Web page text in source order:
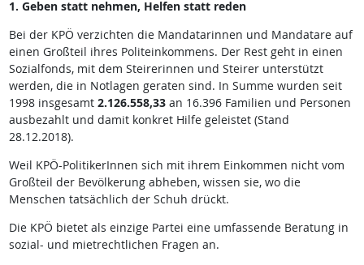
1. Geben statt nehmen, Helfen statt reden
Bei der KPÖ verzichten die Mandatarinnen und Mandatare auf
einen Großteil ihres Politeinkommens. Der Rest geht in einen
Sozialfonds, mit dem Steirerinnen und Steirer unterstützt
werden, die in Notlagen geraten sind. In Summe wurden seit
1998 insgesamt 2.126.558,33 an 16.396 Familien und Personen
ausbezahlt und damit konkret Hilfe geleistet (Stand
28.12.2018).
Weil KPÖ-PolitikerInnen sich mit ihrem Einkommen nicht vom
Großteil der Bevölkerung abheben, wissen sie, wo die
Menschen tatsächlich der Schuh drückt.
Die KPÖ bietet als einzige Partei eine umfassende Beratung in
sozial- und mietrechtlichen Fragen an.